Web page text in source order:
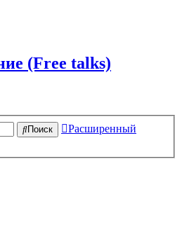
(Free talks)
Поиск
Расширенный